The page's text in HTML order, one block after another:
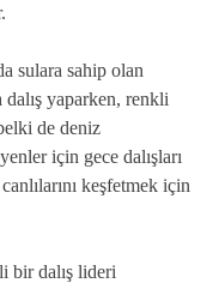
sulara sahip olan
yaparken, renkli
de deniz
için gece dalışları
keşfetmek için
bir dalış lideri